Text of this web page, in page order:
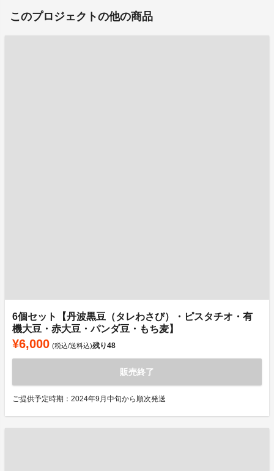
このプロジェクトの他の商品
6個セット【丹波黒豆（タレわさび）・ピスタチオ・有
機大豆・赤大豆・パンダ豆・もち麦】
¥6,000 (税込/送料込)残り48
販売終了
ご提供予定時期：2024年9月中旬から順次発送